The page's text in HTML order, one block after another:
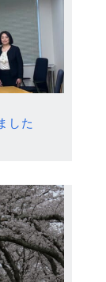
した